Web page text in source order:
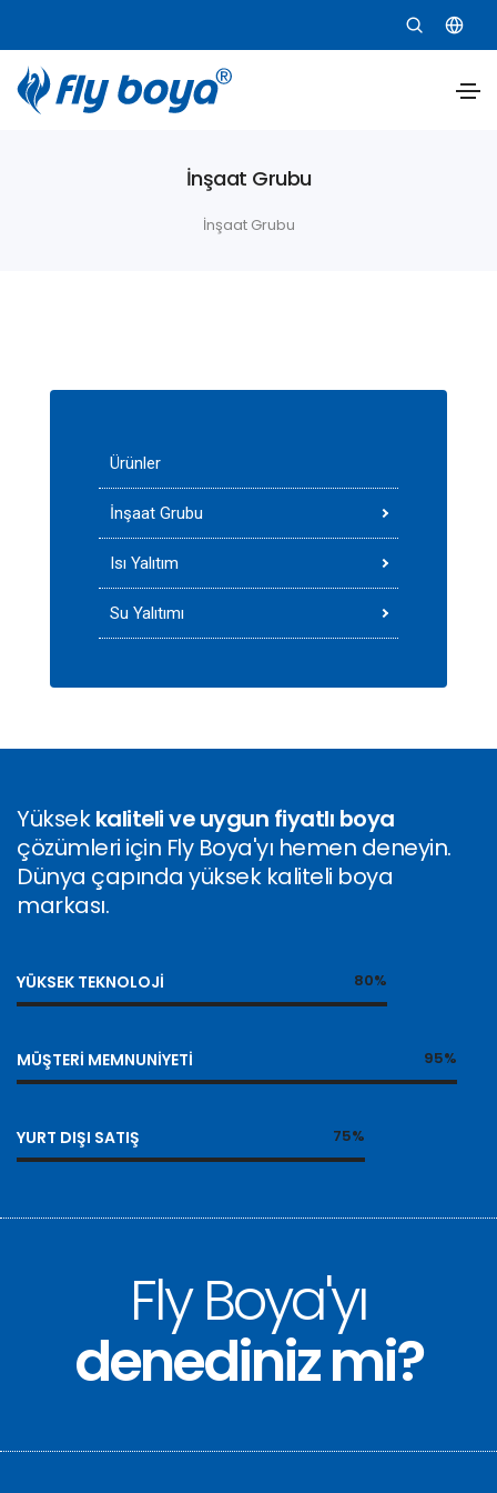
İnşaat Grubu
İnşaat Grubu
Ürünler
İnşaat Grubu
Isı Yalıtım
Su Yalıtımı
Yüksekkaliteli ve uygun fiyatlı boya
çözümleri için Fly Boya'yı hemen deneyin.
Dünya çapında yüksek kaliteli boya
markası.
YÜKSEK TEKNOLOJI 80%
MÜŞTERI MEMNUNIYETI 95%
YURT DIŞI SATIŞ 75%
Fly Boya'yı
denediniz mi?